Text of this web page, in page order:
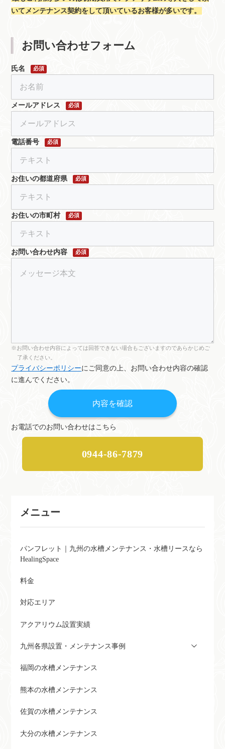
いてメンテナンス契約をして頂いているお客様が多いです。
お問い合わせフォーム
氏名 必須
メールアドレス 必須
電話番号 必須
お住いの都道府県 必須
お住いの市町村 必須
お問い合わせ内容 必須
お問い合わせ内容によっては回答できない場合もございますのであらかじめご
了承ください。
プライバシーポリシーにご同意の上、お問い合わせ内容の確認
に進んでください。
お電話でのお問い合わせはこちら
0944-86-7879
メニュー
パンフレット｜九州の水槽メンテナンス・水槽リースなら
HealingSpace
料金
対応エリア
アクアリウム設置実績
九州各県設置・メンテナンス事例
福岡の水槽メンテナンス
熊本の水槽メンテナンス
佐賀の水槽メンテナンス
大分の水槽メンテナンス